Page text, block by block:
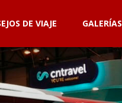
DE VIAJE GALERÍAS